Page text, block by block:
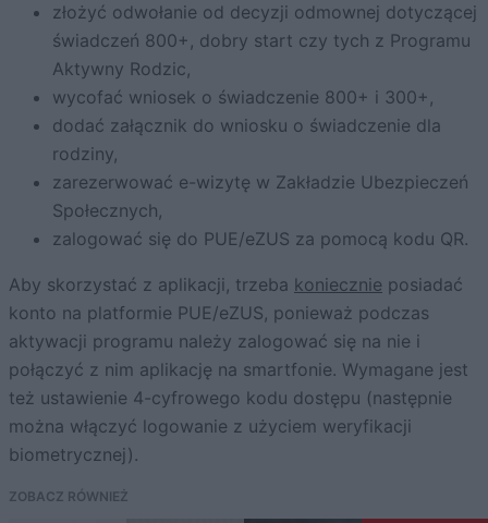
złożyć odwołanie od decyzji odmownej dotyczącej
świadczeń 800+, dobry start czy tych z Programu
Aktywny Rodzic,
wycofać wniosek o świadczenie 800+ i 300+,
dodać załącznik do wniosku o świadczenie dla
rodziny,
zarezerwować e-wizytę w Zakładzie Ubezpieczeń
Społecznych,
zalogować się do PUE/eZUS za pomocą kodu QR.
Aby skorzystać z aplikacji, trzeba koniecznie posiadać
konto na platformie PUE/eZUS, ponieważ podczas
aktywacji programu należy zalogować się na nie i
połączyć z nim aplikację na smartfonie. Wymagane jest
też ustawienie 4-cyfrowego kodu dostępu (następnie
można włączyć logowanie z użyciem weryfikacji
biometrycznej).
ZOBACZ RÓWNIEŻ